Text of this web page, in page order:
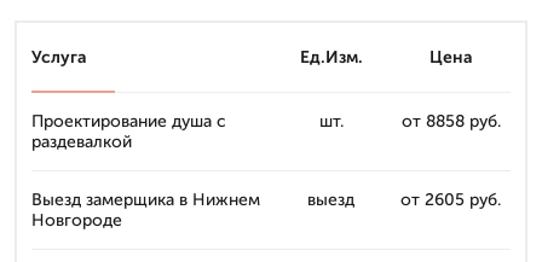
Услуга Ед.Изм. Цена
Проектирование душа с
раздевалкой
шт. от 8858 руб.
Выезд замерщика в Нижнем
Новгороде
выезд от 2605 руб.